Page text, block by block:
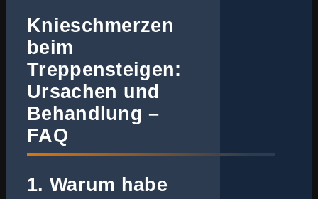
Knieschmerzen
beim
Treppensteigen:
Ursachen und
Behandlung –
FAQ
1. Warum habe